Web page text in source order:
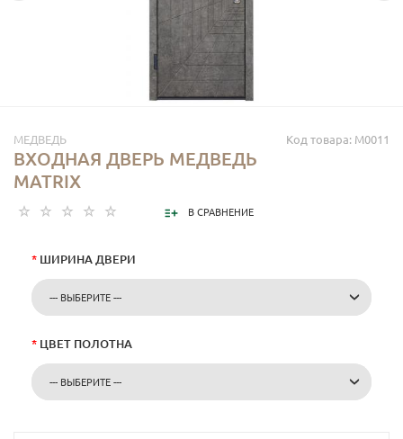
Код товара: М0011
МЕДВЕДЬ
ВХОДНАЯ ДВЕРЬ МЕДВЕДЬ
MATRIX
В СРАВНЕНИЕ
* ШИРИНА ДВЕРИ
--- ВЫБЕРИТЕ ---
* ЦВЕТ ПОЛОТНА
--- ВЫБЕРИТЕ ---